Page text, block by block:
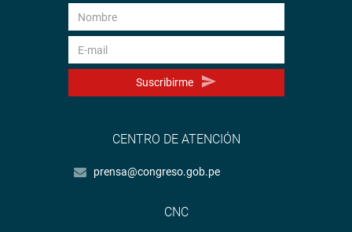
Suscribirme
CENTRO DE ATENCIÓN
prensa@congreso.gob.pe
CNC